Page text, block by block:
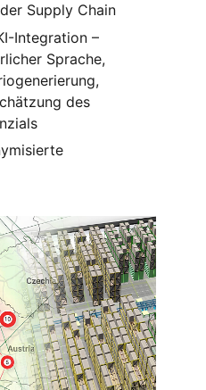
Supply Chain
Integration –
Sprache,
des